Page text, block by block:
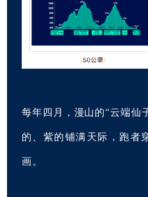
每年四月，漫山的“云端仙
的、紫的铺满天际，跑者
画。